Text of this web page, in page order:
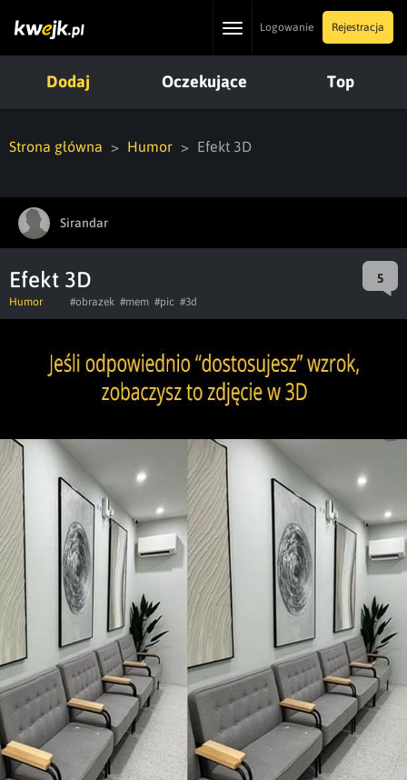
ToggleLogowanie Rejestracja
Dodaj Oczekujące Top
Strona główna Humor Efekt 3D
Sirandar
Efekt 3D 5
Humor #obrazek #mem #pic #3d